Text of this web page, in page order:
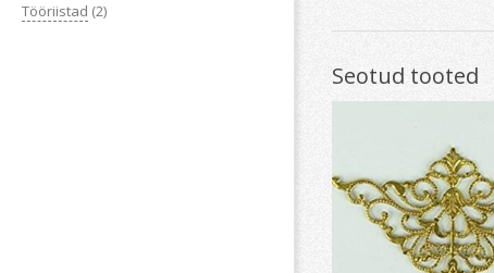
Tööriistad (2)
Seotud tooted